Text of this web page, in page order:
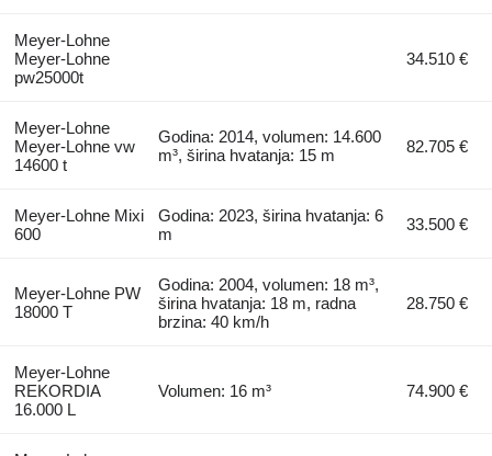
Meyer-Lohne
Meyer-Lohne
pw25000t
34.510 €
Meyer-Lohne
Meyer-Lohne vw
14600 t
Godina: 2014, volumen: 14.600
m³, širina hvatanja: 15 m
82.705 €
Meyer-Lohne Mixi
600
Godina: 2023, širina hvatanja: 6
m
33.500 €
Meyer-Lohne PW
18000 T
Godina: 2004, volumen: 18 m³,
širina hvatanja: 18 m, radna
brzina: 40 km/h
28.750 €
Meyer-Lohne
REKORDIA
16.000 L
Volumen: 16 m³ 74.900 €